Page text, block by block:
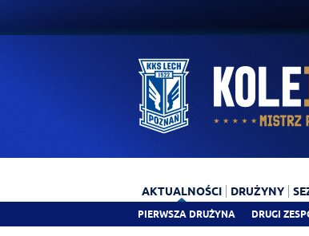
AKTUALNOŚCI
PIERWSZA DRUŻYNA DRUGI
DRUŻYNY